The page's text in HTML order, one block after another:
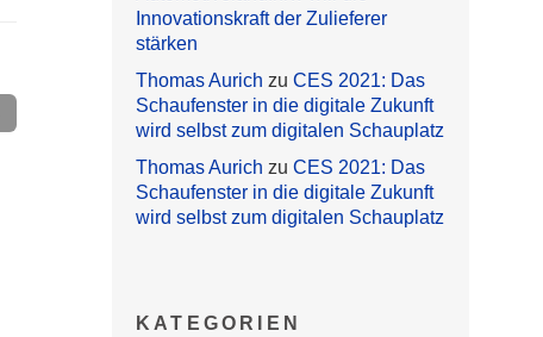
Innovationskraft der Zulieferer
stärken
Thomas Aurich zu CES 2021: Das
Schaufenster in die digitale Zukunft
wird selbst zum digitalen Schauplatz
Thomas Aurich zu CES 2021: Das
Schaufenster in die digitale Zukunft
wird selbst zum digitalen Schauplatz
KATEGORIEN